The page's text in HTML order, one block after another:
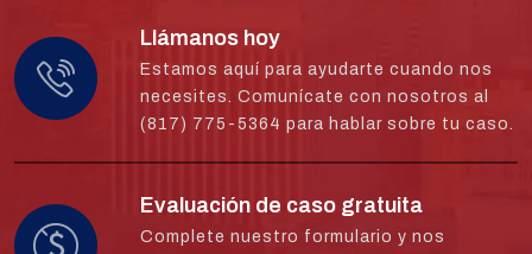
Llámanos hoy
Estamos aquí para ayudarte cuando nos
necesites. Comunícate con nosotros al
(817) 775-5364 para hablar sobre tu caso.
Evaluación de caso gratuita
Complete nuestro formulario y nos